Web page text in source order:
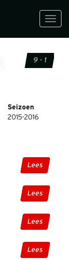
9 - 1
Seizoen
2015-2016
Lees
Lees
Lees
Lees